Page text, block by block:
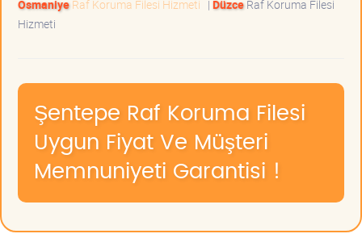
OsmaniyeRaf Koruma Filesi Hizmeti | DüzceRaf Koruma Filesi
Hizmeti
Şentepe Raf Koruma Filesi
Uygun Fiyat Ve Müşteri
Memnuniyeti Garantisi !